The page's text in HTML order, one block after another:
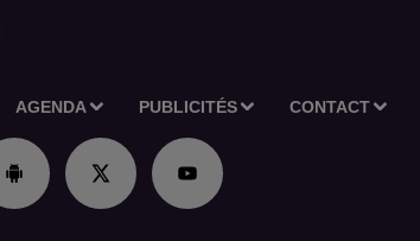
AGENDA PUBLICITÉS CONTACT